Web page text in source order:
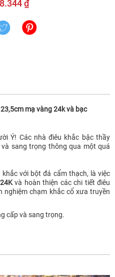
₫
mạ vàng 24k và bạc
Ý! Các nhà điêu khắc bậc thầy
sang trọng thông qua một quá
với bột đá cẩm thạch, là việc
và hoàn thiện các chi tiết điêu
nghiệm chạm khắc cổ xưa truyền
cấp và sang trọng.